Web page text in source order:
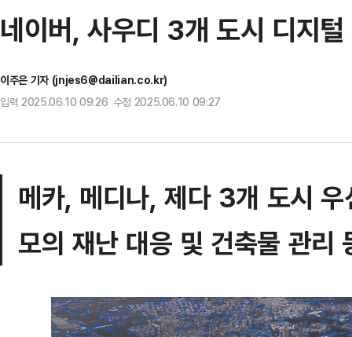
네이버, 사우디 3개 도시 디지
이주은 기자 (jnjes6@dailian.co.kr)
입력 2025.06.10 09:26 수정 2025.06.10 09:27
메카, 메디나, 제다 3개 도시
모의 재난 대응 및 건축물 관리